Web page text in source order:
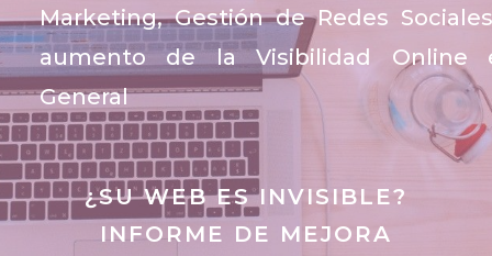
Marketing, Gestión de Redes
aumento de la Visibilidad Online
General
¿SU WEB ES INVISIBLE?
INFORME DE MEJORA